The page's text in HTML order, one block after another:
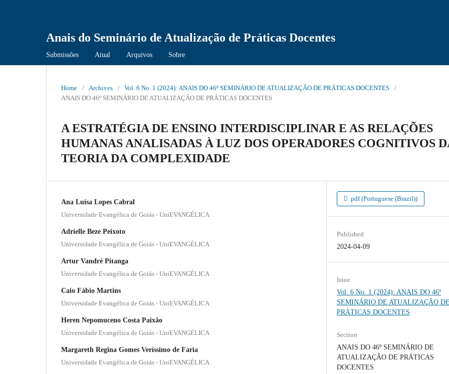
Anais do Seminário de Atualização de Práticas Docentes
Submissões Atual Arquivos Sobre
Home / Archives / Vol. 6 No. 1 (2024): ANAIS DO 46º SEMINÁRIO DE ATUALIZAÇÃO DE PRÁTICAS DOCENTES
/
ANAIS DO 46º SEMINÁRIO DE ATUALIZAÇÃO DE PRÁTICAS DOCENTES
A ESTRATÉGIA DE ENSINO INTERDISCIPLINAR E AS RELAÇÕES
HUMANAS ANALISADAS À LUZ DOS OPERADORES COGNITIVOS
TEORIA DA COMPLEXIDADE
Ana Luísa Lopes Cabral
Universidade Evangélica de Goiás - UniEVANGÉLICA
Adrielle Beze Peixoto
Universidade Evangélica de Goiás - UniEVANGÉLICA
Artur Vandré Pitanga
Universidade Evangélica de Goiás - UniEVANGÉLICA
Caio Fábio Martins
Universidade Evangélica de Goiás - UniEVANGÉLICA
Heren Nepomuceno Costa Paixão
Universidade Evangélica de Goiás - UniEVANGÉLICA
Margareth Regina Gomes Veríssimo de Faria
Universidade Evangélica de Goiás - UniEVANGÉLICA
pdf (Portuguese (Brazil))
Published
2024-04-09
Issue
Vol. 6 No. 1 (2024): ANAIS DO 46º
SEMINÁRIO DE ATUALIZAÇÃO DE
PRÁTICAS DOCENTES
Section
ANAIS DO 46º SEMINÁRIO DE
ATUALIZAÇÃO DE PRÁTICAS
DOCENTES